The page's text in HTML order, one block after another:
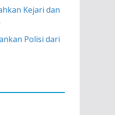
Kejari dan
Polisi dari